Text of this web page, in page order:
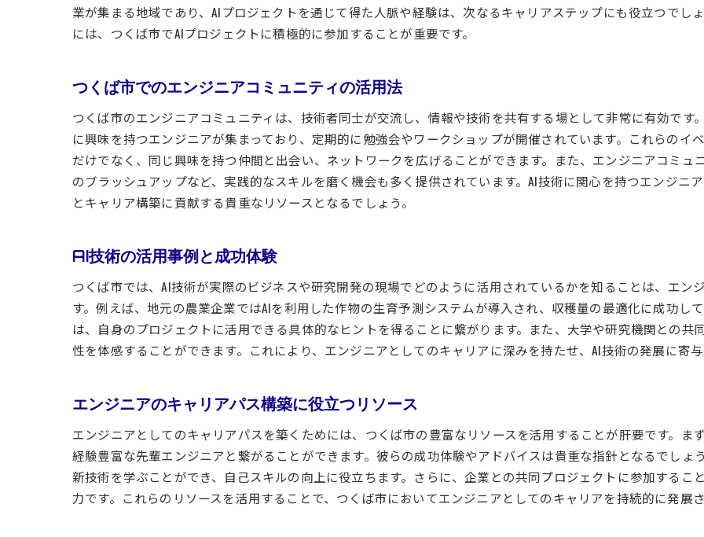
つくば市のエンジニア研修プログラムで未来の技術者を育成
基礎から応用までの充実した研修内容
AIスキルを向上させるための実践型トレーニング
エンジニアとしてのキャリア構築支援
地域企業との連携による研修の強み
研修修了後のキャリア進展の実例
つくば市でエンジニアがAIプロジェクトに携わるメリット
つくば市のAIプロジェクトで得られる経験
革新を実現するプロジェクトの進め方
プロジェクト参加がキャリアに与える影響
つくば市でのプロジェクトから学ぶ業界知識
エンジニアとAIの相互作用つくば市の成長する技術コミュニ
つくば市の技術イベントでのネットワーキング
コミュニティが提供する最新技術の情報源
エンジニア間の知識共有とその価値
成長するコミュニティがもたらすキャリアチャンス
つくば市の技術コミュニティ参加方法
業が集まる地域であり、AIプロジェクトを通じて得た人脈や経験は、次なるキャリアステップにも役立つでし
には、つくば市でAIプロジェクトに積極的に参加することが重要です。
つくば市でのエンジニアコミュニティの活用法
つくば市のエンジニアコミュニティは、技術者同士が交流し、情報や技術を共有する場として非常に有効です
に興味を持つエンジニアが集まっており、定期的に勉強会やワークショップが開催されています。これらのイ
だけでなく、同じ興味を持つ仲間と出会い、ネットワークを広げることができます。また、エンジニアコミュ
のブラッシュアップなど、実践的なスキルを磨く機会も多く提供されています。AI技術に関心を持つエンジニ
とキャリア構築に貢献する貴重なリソースとなるでしょう。
AI技術の活用事例と成功体験
つくば市では、AI技術が実際のビジネスや研究開発の現場でどのように活用されているかを知ることは、エン
す。例えば、地元の農業企業ではAIを利用した作物の生育予測システムが導入され、収穫量の最適化に成功し
は、自身のプロジェクトに活用できる具体的なヒントを得ることに繋がります。また、大学や研究機関との共
性を体感することができます。これにより、エンジニアとしてのキャリアに深みを持たせ、AI技術の発展に寄
エンジニアのキャリアパス構築に役立つリソース
エンジニアとしてのキャリアパスを築くためには、つくば市の豊富なリソースを活用することが肝要です。ま
経験豊富な先輩エンジニアと繋がることができます。彼らの成功体験やアドバイスは貴重な指針となるでし
新技術を学ぶことができ、自己スキルの向上に役立ちます。さらに、企業との共同プロジェクトに参加するこ
力です。これらのリソースを活用することで、つくば市においてエンジニアとしてのキャリアを持続的に発展